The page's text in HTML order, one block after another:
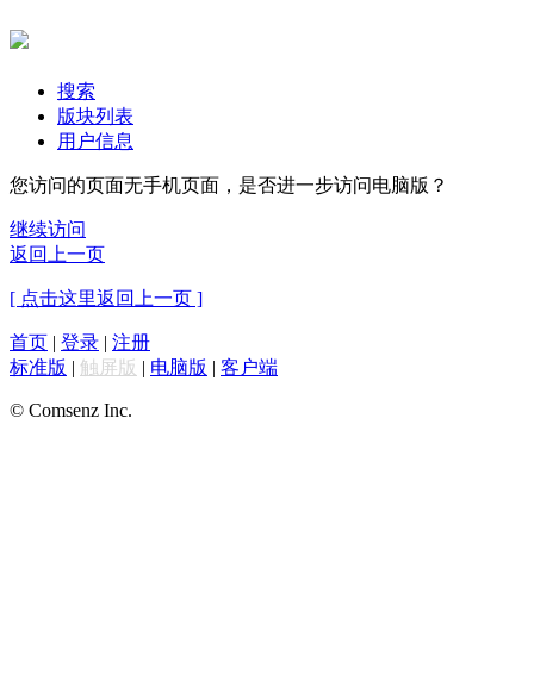
搜索
版块列表
用户信息
您访问的页面无手机页面，是否进一步访问电脑版？
继续访问
返回上一页
[ 点击这里返回上一页 ]
首页 | 登录 | 注册
标准版 | 触屏版 | 电脑版 | 客户端
© Comsenz Inc.